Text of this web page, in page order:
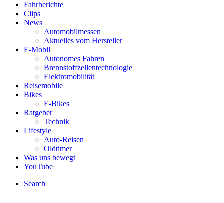
Fahrberichte
Clips
News
Automobilmessen
Aktuelles vom Hersteller
E-Mobil
Autonomes Fahren
Brennstoffzellentechnologie
Elektromobilität
Reisemobile
Bikes
E-Bikes
Ratgeber
Technik
Lifestyle
Auto-Reisen
Oldtimer
Was uns bewegt
YouTube
Search